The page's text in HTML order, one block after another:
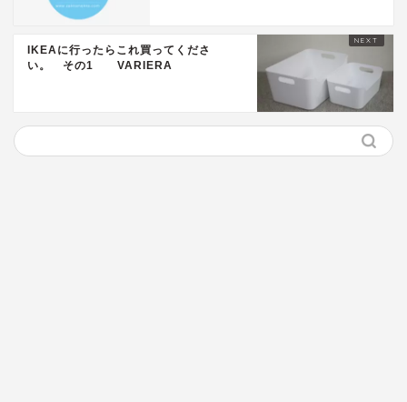
IKEAに行ったらこれ買ってくださ
い。 その1 VARIERA